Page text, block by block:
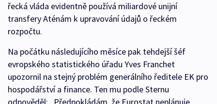
řecká vláda evidentně používá miliardové unijní
transfery Aténám k upravování údajů o řeckém
rozpočtu.
Na počátku následujícího měsíce pak tehdejší šéf
evropského statistického úřadu Yves Franchet
upozornil na stejný problém generálního ředitele EK pro
hospodářství a finance. Ten mu podle Sternu